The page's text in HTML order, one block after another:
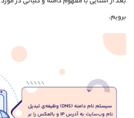
برویم.